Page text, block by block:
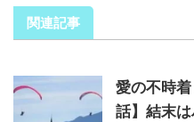
関連記事
愛の不時
話】結末